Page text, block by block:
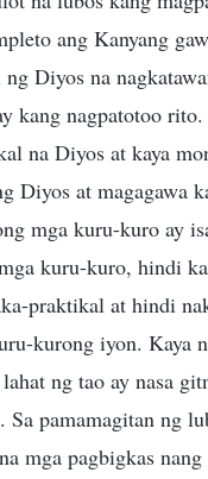
ang Kanyang
Diyos na
kang nagpatotoo
na Diyos at kaya
Diyos at magagawa
mga kuru-kuro ay
kuru-kuro, hindi
praktikal at hindi
kurong iyon. Kaya
ng tao ay nasa
pamamagitan ng
mga pagbigkas